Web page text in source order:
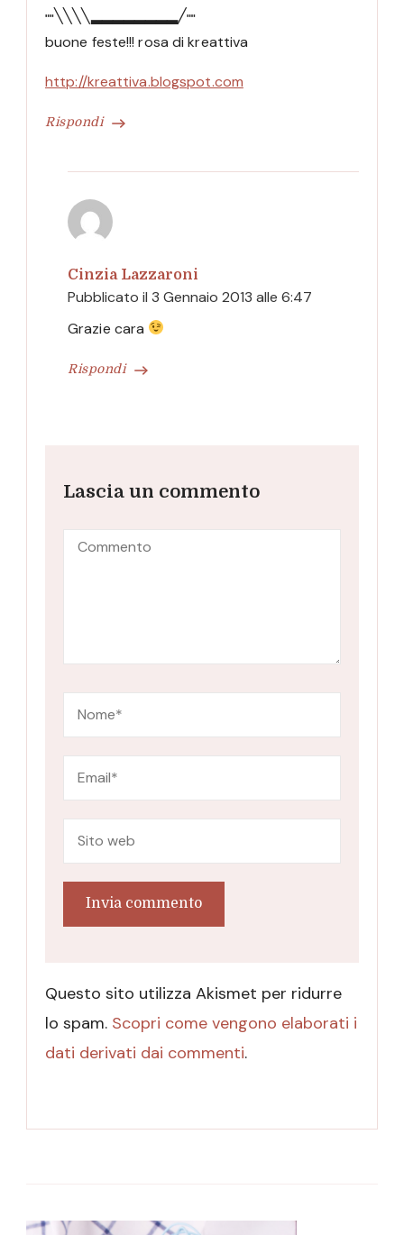
Rispondi
┉╲╲╲╲▂▂▂▂▂▂▂▂╱┉
buone feste!!! rosa di kreattiva
http://kreattiva.blogspot.com
Cinzia Lazzaroni
Pubblicato il 3 Gennaio 2013 alle 6:47
Rispondi
Grazie cara
Lascia un commento
Questo sito utilizza Akismet per ridurre
lo spam. Scopri come vengono elaborati i
dati derivati dai commenti.